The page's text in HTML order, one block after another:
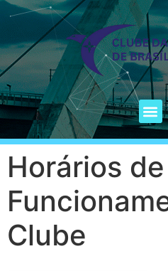
Horários de
Clube